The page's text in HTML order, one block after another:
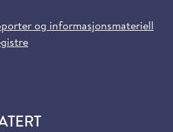
og informasjonsmateriell